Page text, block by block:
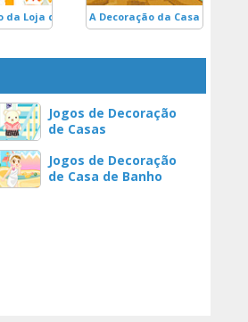
da Loja de BolosA Decoração da Casa na Árvore
Jogos de Decoração
de Casas
Jogos de Decoração
de Casa de Banho